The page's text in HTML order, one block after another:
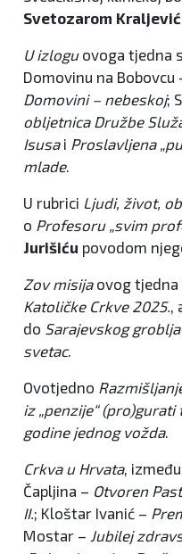
Svetozarom
U izloguovoga tjedna
Domovinu na Bobovcu
Domovini – nebeskoj;
obljetnica Družbe
Isusai Proslavljena
mlade.
U rubrici Ljudi, život,
o Profesoru „svim
Jurišiću povodom
Zov misijaovog tjedna
Katoličke Crkve 2025.
do Sarajevskog
svetac.
Ovotjedno
iz „penzije“
godine jednog vožda.
Crkva u Hrvata,
Čapljina – Otvoren
II.; Kloštar Ivanić –
Mostar – Jubilej